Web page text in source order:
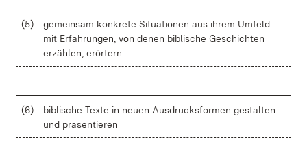
(5)
ge­mein­sam kon­kre­te Si­tua­tio­nen aus ih­rem Um­feld
mit Er­fah­run­gen, von de­nen bi­bli­sche Ge­schich­ten
er­zäh­len, er­ör­tern
(6)
bi­bli­sche Tex­te in neu­en Aus­drucks­for­men ge­stal­ten
und prä­sen­tie­ren